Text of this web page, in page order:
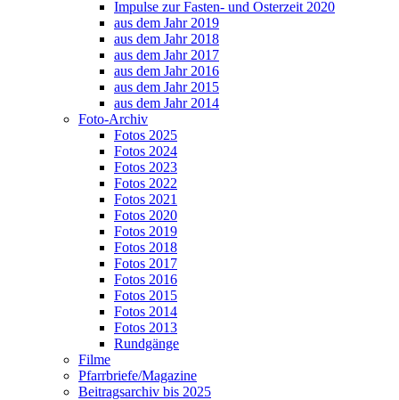
Impulse zur Fasten- und Osterzeit 2020
aus dem Jahr 2019
aus dem Jahr 2018
aus dem Jahr 2017
aus dem Jahr 2016
aus dem Jahr 2015
aus dem Jahr 2014
Foto-Archiv
Fotos 2025
Fotos 2024
Fotos 2023
Fotos 2022
Fotos 2021
Fotos 2020
Fotos 2019
Fotos 2018
Fotos 2017
Fotos 2016
Fotos 2015
Fotos 2014
Fotos 2013
Rundgänge
Filme
Pfarrbriefe/Magazine
Beitragsarchiv bis 2025